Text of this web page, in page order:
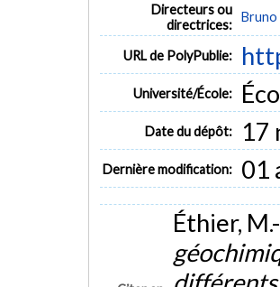
Directeurs ou
directrices:
Bruno
URL de PolyPublie:
Université/École:
Date du dépôt: 17
Dernière modification: 01
Éthier,